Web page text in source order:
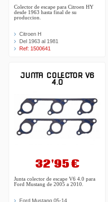
Colector de escape para Citroen HY
desde 1963 hasta final de su
produccion.
Citroen H
Del 1963 al 1981
Ref: 1500641
JUNTA COLECTOR V6
4.0
32'95 €
Junta colector de escape V6 4.0 para
Ford Mustang de 2005 a 2010.
Ford Mustang 05-14